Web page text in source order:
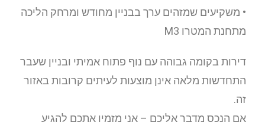
• משקיעים שמזהים ערך בבניין מחודש ומרחק הליכה
מתחנת המטרו M3
דירות בקומה גבוהה עם נוף פתוח אמיתי ובניין שעבר
התחדשות מלאה אינן מוצעות לעיתים קרובות באזור
זה.
אם הנכס מדבר אליכם – אני מזמין אתכם להגיע